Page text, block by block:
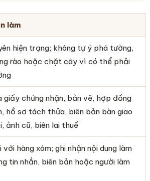
làm
hiện trạng; không tự ý phá tường,
rào hoặc chặt cây vì có thể phải
giấy chứng nhận, bản vẽ, hợp đồng
hồ sơ tách thửa, biên bản bàn giao
ảnh cũ, biên lai thuế
với hàng xóm; ghi nhận nội dung làm
tin nhắn, biên bản hoặc người làm